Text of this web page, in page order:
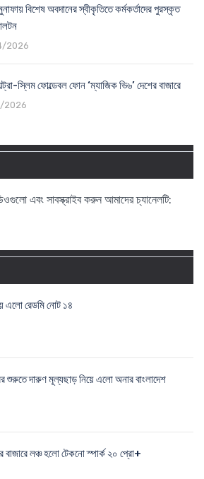
বিশেষ অবদানের স্বীকৃতিতে কর্মকর্তাদের পুরস্কৃত
2026
স্লিম ফোল্ডেবল ফোন ‘ম্যাজিক ভি৬’ দেশের বাজারে
2026
এবং সাবস্ক্রাইব করুন আমাদের চ্যানেলটি:
এলো রেডমি নোট ১৪
শুরুতে দারুণ মূল্যছাড় নিয়ে এলো অনার বাংলাদেশ
বাজারে লঞ্চ হলো টেকনো স্পার্ক ২০ প্রো+